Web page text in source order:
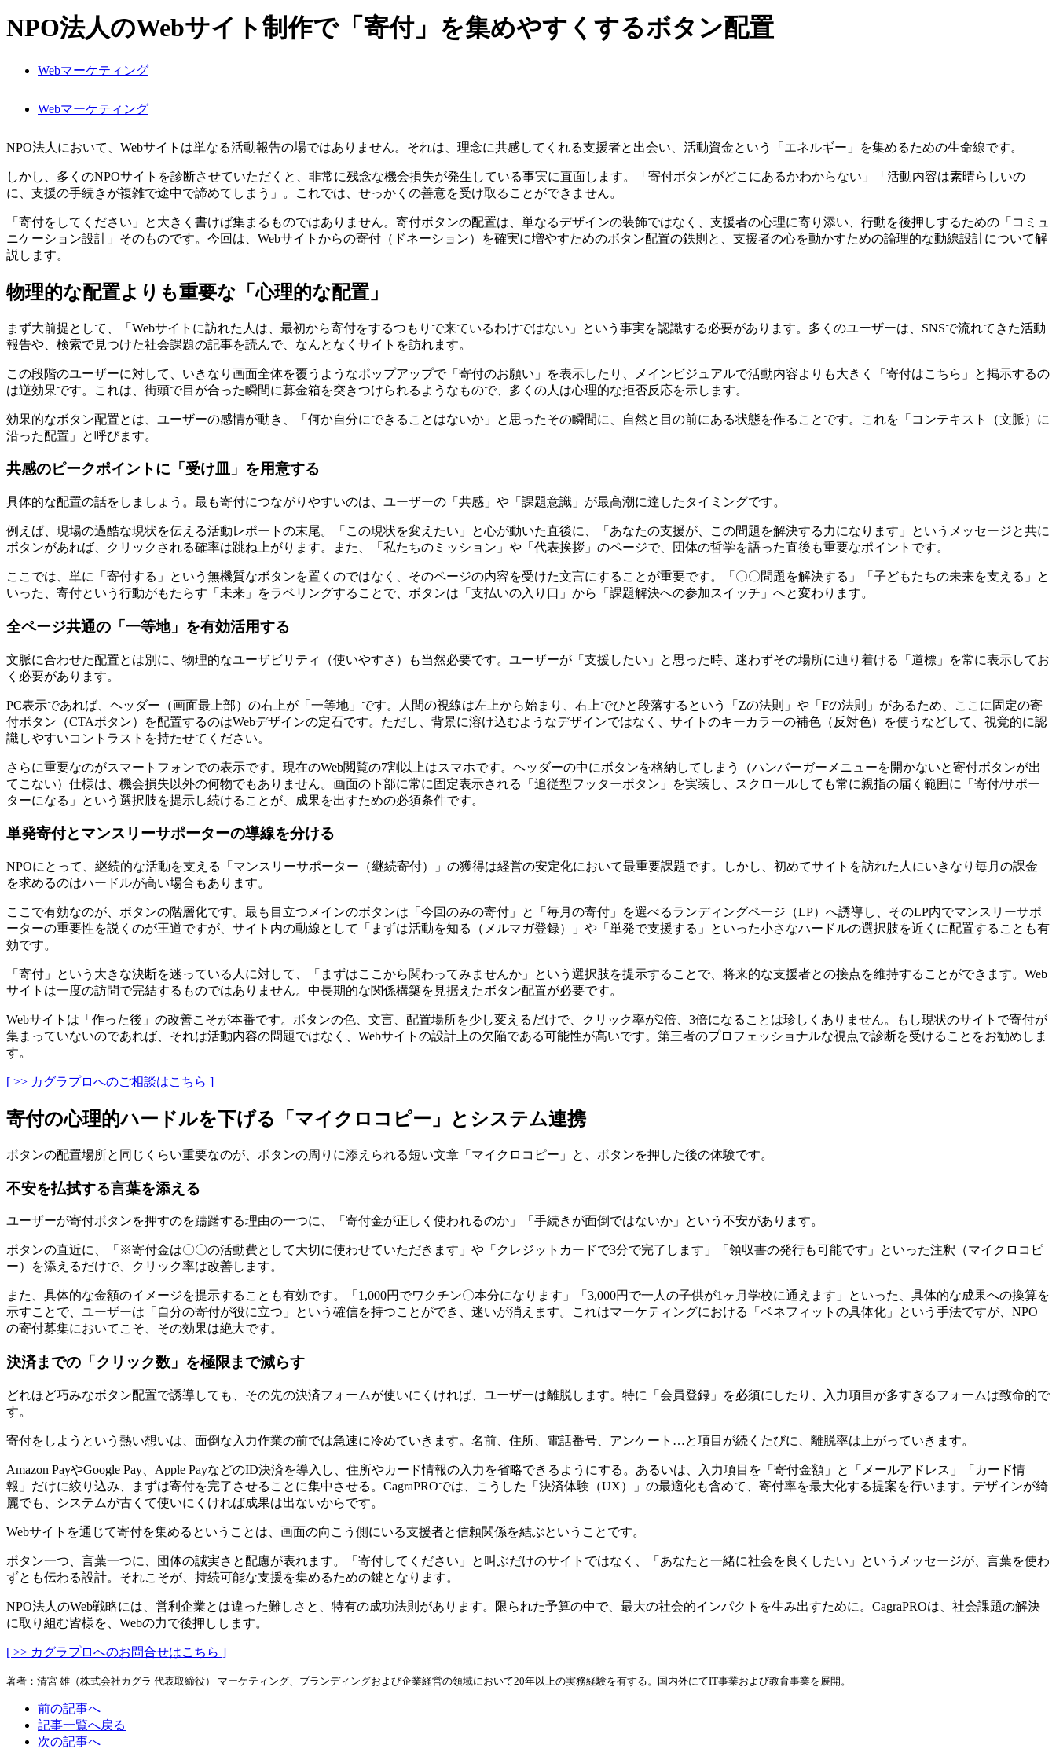
NPO法人のWebサイト制作で「寄付」を集めやすくするボタン配置
Webマーケティング
Webマーケティング
NPO法人において、Webサイトは単なる活動報告の場ではありません。それは、理念に共感してくれる支援者と出会い、活動資金という「エネルギー」を集めるための生命線です。
しかし、多くのNPOサイトを診断させていただくと、非常に残念な機会損失が発生している事実に直面します。「寄付ボタンがどこにあるかわからない」「活動内容は素晴らしいの
に、支援の手続きが複雑で途中で諦めてしまう」。これでは、せっかくの善意を受け取ることができません。
「寄付をしてください」と大きく書けば集まるものではありません。寄付ボタンの配置は、単なるデザインの装飾ではなく、支援者の心理に寄り添い、行動を後押しするための「コミュ
ニケーション設計」そのものです。今回は、Webサイトからの寄付（ドネーション）を確実に増やすためのボタン配置の鉄則と、支援者の心を動かすための論理的な動線設計について解
説します。
物理的な配置よりも重要な「心理的な配置」
まず大前提として、「Webサイトに訪れた人は、最初から寄付をするつもりで来ているわけではない」という事実を認識する必要があります。多くのユーザーは、SNSで流れてきた活動
報告や、検索で見つけた社会課題の記事を読んで、なんとなくサイトを訪れます。
この段階のユーザーに対して、いきなり画面全体を覆うようなポップアップで「寄付のお願い」を表示したり、メインビジュアルで活動内容よりも大きく「寄付はこちら」と掲示するの
は逆効果です。これは、街頭で目が合った瞬間に募金箱を突きつけられるようなもので、多くの人は心理的な拒否反応を示します。
効果的なボタン配置とは、ユーザーの感情が動き、「何か自分にできることはないか」と思ったその瞬間に、自然と目の前にある状態を作ることです。これを「コンテキスト（文脈）に
沿った配置」と呼びます。
共感のピークポイントに「受け皿」を用意する
具体的な配置の話をしましょう。最も寄付につながりやすいのは、ユーザーの「共感」や「課題意識」が最高潮に達したタイミングです。
例えば、現場の過酷な現状を伝える活動レポートの末尾。「この現状を変えたい」と心が動いた直後に、「あなたの支援が、この問題を解決する力になります」というメッセージと共に
ボタンがあれば、クリックされる確率は跳ね上がります。また、「私たちのミッション」や「代表挨拶」のページで、団体の哲学を語った直後も重要なポイントです。
ここでは、単に「寄付する」という無機質なボタンを置くのではなく、そのページの内容を受けた文言にすることが重要です。「〇〇問題を解決する」「子どもたちの未来を支える」と
いった、寄付という行動がもたらす「未来」をラベリングすることで、ボタンは「支払いの入り口」から「課題解決への参加スイッチ」へと変わります。
全ページ共通の「一等地」を有効活用する
文脈に合わせた配置とは別に、物理的なユーザビリティ（使いやすさ）も当然必要です。ユーザーが「支援したい」と思った時、迷わずその場所に辿り着ける「道標」を常に表示してお
く必要があります。
PC表示であれば、ヘッダー（画面最上部）の右上が「一等地」です。人間の視線は左上から始まり、右上でひと段落するという「Zの法則」や「Fの法則」があるため、ここに固定の寄
付ボタン（CTAボタン）を配置するのはWebデザインの定石です。ただし、背景に溶け込むようなデザインではなく、サイトのキーカラーの補色（反対色）を使うなどして、視覚的に認
識しやすいコントラストを持たせてください。
さらに重要なのがスマートフォンでの表示です。現在のWeb閲覧の7割以上はスマホです。ヘッダーの中にボタンを格納してしまう（ハンバーガーメニューを開かないと寄付ボタンが出
てこない）仕様は、機会損失以外の何物でもありません。画面の下部に常に固定表示される「追従型フッターボタン」を実装し、スクロールしても常に親指の届く範囲に「寄付/サポー
ターになる」という選択肢を提示し続けることが、成果を出すための必須条件です。
単発寄付とマンスリーサポーターの導線を分ける
NPOにとって、継続的な活動を支える「マンスリーサポーター（継続寄付）」の獲得は経営の安定化において最重要課題です。しかし、初めてサイトを訪れた人にいきなり毎月の課金
を求めるのはハードルが高い場合もあります。
ここで有効なのが、ボタンの階層化です。最も目立つメインのボタンは「今回のみの寄付」と「毎月の寄付」を選べるランディングページ（LP）へ誘導し、そのLP内でマンスリーサポ
ーターの重要性を説くのが王道ですが、サイト内の動線として「まずは活動を知る（メルマガ登録）」や「単発で支援する」といった小さなハードルの選択肢を近くに配置することも有
効です。
「寄付」という大きな決断を迷っている人に対して、「まずはここから関わってみませんか」という選択肢を提示することで、将来的な支援者との接点を維持することができます。Web
サイトは一度の訪問で完結するものではありません。中長期的な関係構築を見据えたボタン配置が必要です。
Webサイトは「作った後」の改善こそが本番です。ボタンの色、文言、配置場所を少し変えるだけで、クリック率が2倍、3倍になることは珍しくありません。もし現状のサイトで寄付が
集まっていないのであれば、それは活動内容の問題ではなく、Webサイトの設計上の欠陥である可能性が高いです。第三者のプロフェッショナルな視点で診断を受けることをお勧めしま
す。
[ >> カグラプロへのご相談はこちら ]
寄付の心理的ハードルを下げる「マイクロコピー」とシステム連携
ボタンの配置場所と同じくらい重要なのが、ボタンの周りに添えられる短い文章「マイクロコピー」と、ボタンを押した後の体験です。
不安を払拭する言葉を添える
ユーザーが寄付ボタンを押すのを躊躇する理由の一つに、「寄付金が正しく使われるのか」「手続きが面倒ではないか」という不安があります。
ボタンの直近に、「※寄付金は〇〇の活動費として大切に使わせていただきます」や「クレジットカードで3分で完了します」「領収書の発行も可能です」といった注釈（マイクロコピ
ー）を添えるだけで、クリック率は改善します。
また、具体的な金額のイメージを提示することも有効です。「1,000円でワクチン〇本分になります」「3,000円で一人の子供が1ヶ月学校に通えます」といった、具体的な成果への換算を
示すことで、ユーザーは「自分の寄付が役に立つ」という確信を持つことができ、迷いが消えます。これはマーケティングにおける「ベネフィットの具体化」という手法ですが、NPO
の寄付募集においてこそ、その効果は絶大です。
決済までの「クリック数」を極限まで減らす
どれほど巧みなボタン配置で誘導しても、その先の決済フォームが使いにくければ、ユーザーは離脱します。特に「会員登録」を必須にしたり、入力項目が多すぎるフォームは致命的で
す。
寄付をしようという熱い想いは、面倒な入力作業の前では急速に冷めていきます。名前、住所、電話番号、アンケート…と項目が続くたびに、離脱率は上がっていきます。
Amazon PayやGoogle Pay、Apple PayなどのID決済を導入し、住所やカード情報の入力を省略できるようにする。あるいは、入力項目を「寄付金額」と「メールアドレス」「カード情
報」だけに絞り込み、まずは寄付を完了させることに集中させる。CagraPROでは、こうした「決済体験（UX）」の最適化も含めて、寄付率を最大化する提案を行います。デザインが綺
麗でも、システムが古くて使いにくければ成果は出ないからです。
Webサイトを通じて寄付を集めるということは、画面の向こう側にいる支援者と信頼関係を結ぶということです。
ボタン一つ、言葉一つに、団体の誠実さと配慮が表れます。「寄付してください」と叫ぶだけのサイトではなく、「あなたと一緒に社会を良くしたい」というメッセージが、言葉を使わ
ずとも伝わる設計。それこそが、持続可能な支援を集めるための鍵となります。
NPO法人のWeb戦略には、営利企業とは違った難しさと、特有の成功法則があります。限られた予算の中で、最大の社会的インパクトを生み出すために。CagraPROは、社会課題の解決
に取り組む皆様を、Webの力で後押しします。
[ >> カグラプロへのお問合せはこちら ]
著者：清宮 雄（株式会社カグラ 代表取締役） マーケティング、ブランディングおよび企業経営の領域において20年以上の実務経験を有する。国内外にてIT事業および教育事業を展開。
前の記事へ
記事一覧へ戻る
次の記事へ